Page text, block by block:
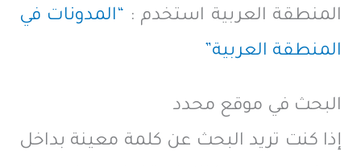
المنطقة العربية استخدم : “المدونات في
المنطقة العربية”
البحث في موقع محدد
إذا كنت تريد البحث عن كلمة معينة بداخل